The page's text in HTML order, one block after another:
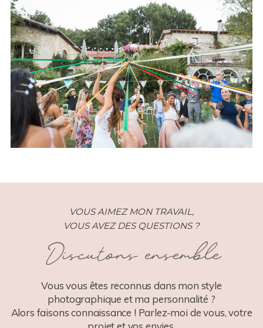
Mariage – Amandine et Bastien
– Cevennes (30)
VOUS AIMEZ MON TRAVAIL,
VOUS AVEZ DES QUESTIONS ?
Discutons ensemble
Vous vous êtes reconnus dans mon style
photographique et ma personnalité ?
Alors faisons connaissance ! Parlez-moi de vous, votre